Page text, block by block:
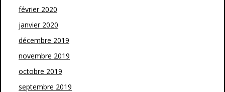
février 2020
janvier 2020
décembre 2019
novembre 2019
octobre 2019
septembre 2019